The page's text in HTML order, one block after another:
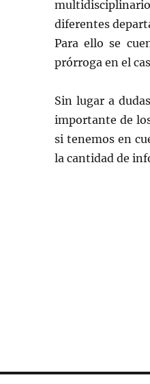
diferentes
Para ello se
prórroga en el
Sin lugar a
importante de
si tenemos en
la cantidad de